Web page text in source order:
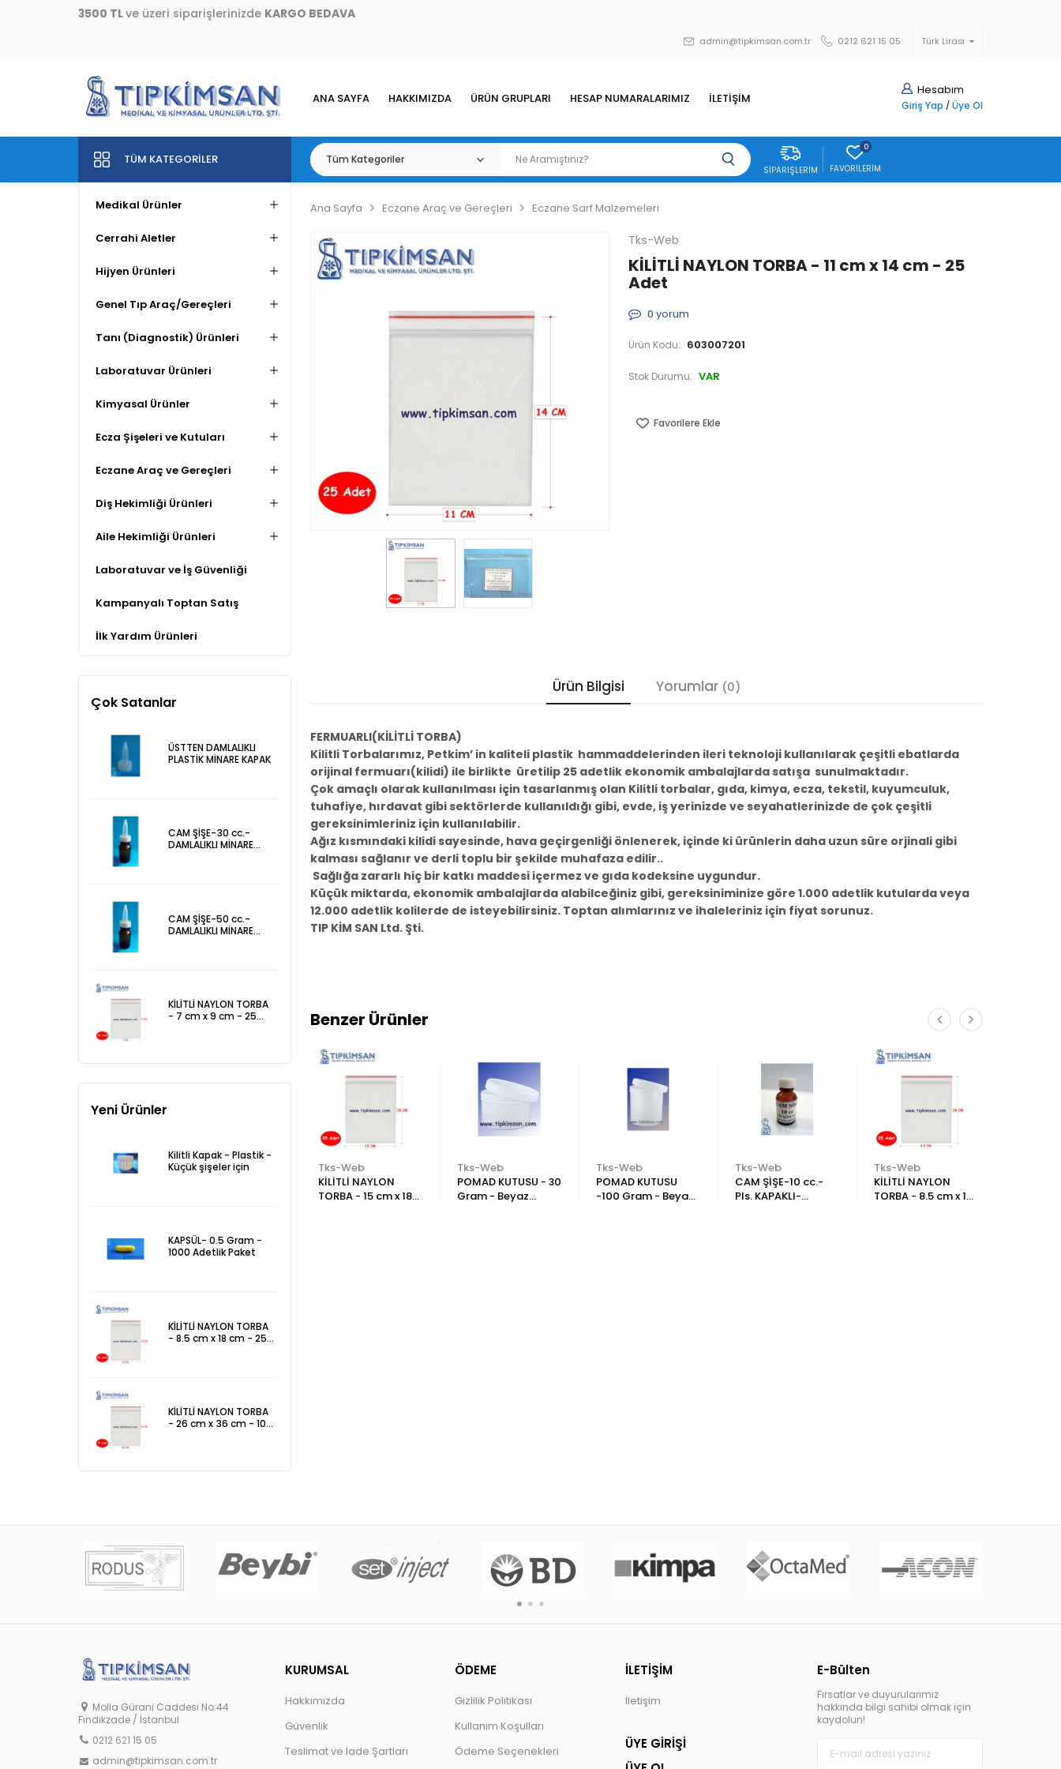
3500 TL ve üzeri siparişlerinizde KARGO BEDAVA
Türk Lirası
admin@tipkimsan.com.tr 0212 621 15 05
Hesabım
Giriş Yap / Üye Ol
ANA SAYFA HAKKIMIZDA ÜRÜN GRUPLARI HESAP NUMARALARIMIZ İLETİŞİM
TÜM KATEGORILER
Medikal Ürünler
Cerrahi Aletler
Hijyen Ürünleri
Genel Tıp Araç/Gereçleri
Tanı (Diagnostik) Ürünleri
Laboratuvar Ürünleri
Kimyasal Ürünler
Ecza Şişeleri ve Kutuları
Eczane Araç ve Gereçleri
Diş Hekimliği Ürünleri
Aile Hekimliği Ürünleri
Laboratuvar ve İş Güvenliği
Kampanyalı Toptan Satış
İlk Yardım Ürünleri
SIPARIŞLERIM
0
FAVORILERIM
Ana Sayfa Eczane Araç ve Gereçleri Eczane Sarf Malzemeleri
Tks-Web
KİLİTLİ NAYLON TORBA - 11 cm x 14 cm - 25
Adet
0 yorum
Ürün Kodu: 603007201
Stok Durumu: VAR
Favorilere Ekle
Ürün Bilgisi Yorumlar (0)
FERMUARLI(KİLİTLİ TORBA)
Kilitli Torbalarımız, Petkim’ in kaliteli plastik hammaddelerinden ileri teknoloji kullanılarak çeşitli ebatlarda
orijinal fermuarı(kilidi) ile birlikte üretilip 25 adetlik ekonomik ambalajlarda satışa sunulmaktadır.
Çok amaçlı olarak kullanılması için tasarlanmış olan Kilitli torbalar, gıda, kimya, ecza, tekstil, kuyumculuk,
tuhafiye, hırdavat gibi sektörlerde kullanıldığı gibi, evde, iş yerinizde ve seyahatlerinizde de çok çeşitli
gereksinimleriniz için kullanılabilir.
Ağız kısmındaki kilidi sayesinde, hava geçirgenliği önlenerek, içinde ki ürünlerin daha uzun süre orjinali gibi
kalması sağlanır ve derli toplu bir şekilde muhafaza edilir..
Sağlığa zararlı hiç bir katkı maddesi içermez ve gıda kodeksine uygundur.
Küçük miktarda, ekonomik ambalajlarda alabilceğiniz gibi, gereksiniminize göre 1.000 adetlik kutularda veya
12.000 adetlik kolilerde de isteyebilirsiniz. Toptan alımlarınız ve ihaleleriniz için fiyat sorunuz.
TIP KİM SAN Ltd. Şti.
Benzer Ürünler
Tks-Web
Tks-Web
KİLİTLİ NAYLON
TORBA - 15 cm x 18
Tks-Web
POMAD KUTUSU - 30
Gram - Beyaz
Tks-Web
POMAD KUTUSU
-100 Gram - Beyaz
Tks-Web
CAM ŞİŞE-10 cc.-
Pls. KAPAKLI-
Tks-Web
KİLİTLİ NAYLON
TORBA - 8.5 cm x 18
Çok Satanlar
ÜSTTEN DAMLALIKLI
PLASTİK MİNARE KAPAK
CAM ŞİŞE-30 cc.-
DAMLALIKLI MİNARE
CAM ŞİŞE-50 cc.-
DAMLALIKLI MİNARE
KİLİTLİ NAYLON TORBA
- 7 cm x 9 cm - 25
Yeni Ürünler
Kilitli Kapak - Plastik -
Küçük şişeler için
KAPSÜL- 0.5 Gram -
1000 Adetlik Paket
KİLİTLİ NAYLON TORBA
- 8.5 cm x 18 cm - 25
KİLİTLİ NAYLON TORBA
- 26 cm x 36 cm - 10
Molla Gürani Caddesi No:44
Fındıkzade / İstanbul
0212 621 15 05
admin@tipkimsan.com.tr
E-Bülten
Fırsatlar ve duyurularımız
hakkında bilgi sahibi olmak için
kaydolun!
KURUMSAL
Hakkımızda
Güvenlik
Teslimat ve İade Şartları
ÖDEME
Gizlilik Politikası
Kullanım Koşulları
Ödeme Seçenekleri
İLETİŞİM
İletişim
ÜYE GİRİŞİ